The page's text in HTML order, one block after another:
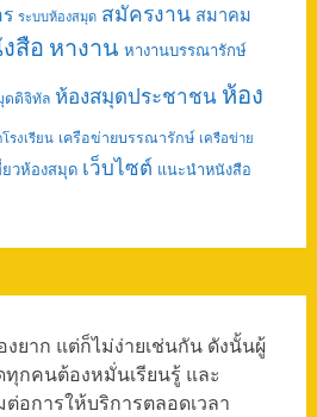
ระบบห้องสมุด สมัครงาน สมาคม
สือ หางาน หางานบรรณารักษ์
ดดิจิทัล ห้องสมุดประชาชน ห้อง
รงเรียน เครือข่ายบรรณารักษ์ เครือข่าย
ยวห้องสมุด เว็บไซต์ แนะนำหนังสือ
งยาก แต่ก็ไม่ง่ายเช่นกัน ดังนั้นผู้
กคนต้องหมั่นเรียนรู้ และ
อการให้บริการตลอดเวลา